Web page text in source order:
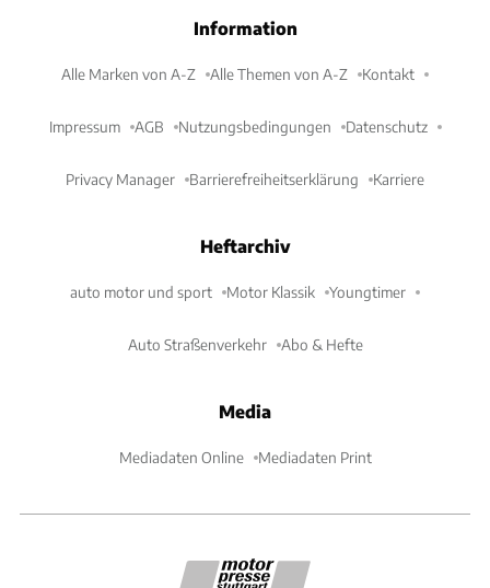
Information
Alle Marken von A-Z Alle Themen von A-Z Kontakt
Impressum AGB Nutzungsbedingungen Datenschutz
Privacy Manager Barrierefreiheitserklärung Karriere
Heftarchiv
auto motor und sport Motor Klassik Youngtimer
Auto Straßenverkehr Abo & Hefte
Media
Mediadaten Online Mediadaten Print